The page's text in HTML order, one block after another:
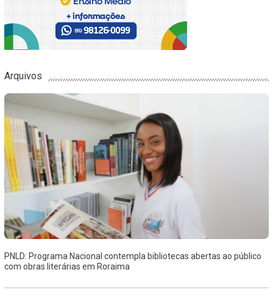
Arquivos
PNLD: Programa Nacional contempla bibliotecas abertas ao público
com obras literárias em Roraima